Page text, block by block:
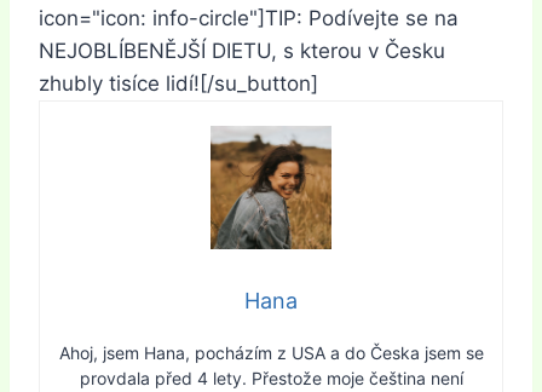
icon="icon: info-circle"]TIP: Podívejte se na
NEJOBLÍBENĚJŠÍ DIETU, s kterou v Česku
zhubly tisíce lidí![/su_button]
Hana
Ahoj, jsem Hana, pocházím z USA a do Česka jsem se
provdala před 4 lety. Přestože moje čeština není